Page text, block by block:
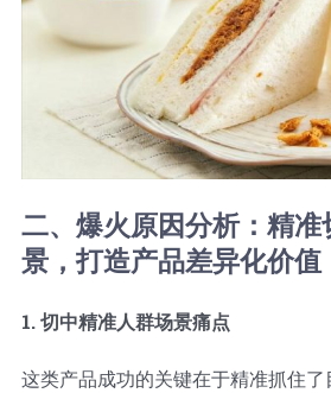
二、爆火原因分析：精准
景，打造产品差异化价值
1. 切中精准人群场景痛点
这类产品成功的关键在于精准抓住